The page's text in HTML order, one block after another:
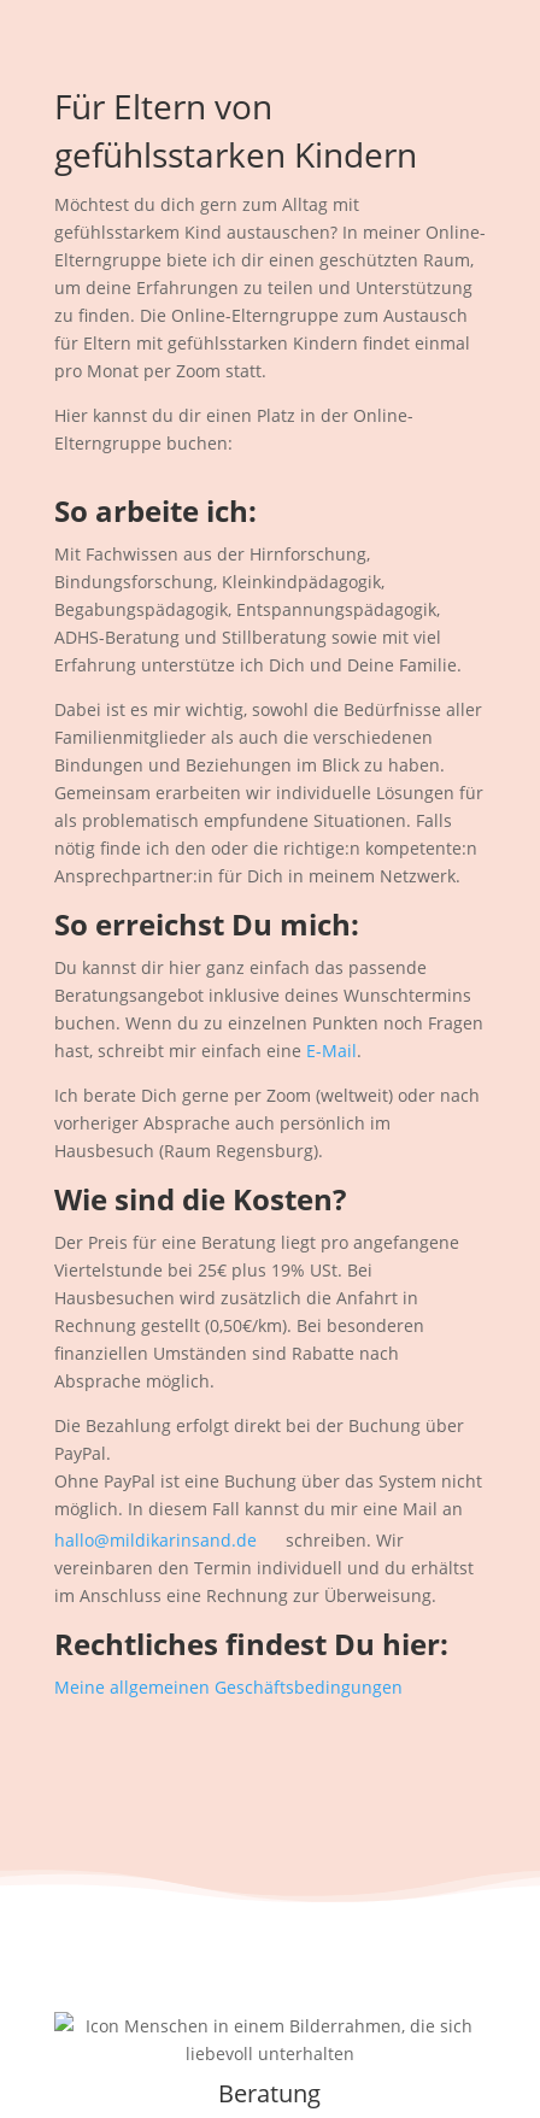
Für Eltern von
gefühlsstarken Kindern
Möchtest du dich gern zum Alltag mit
gefühlsstarkem Kind austauschen? In meiner Online-
Elterngruppe biete ich dir einen geschützten Raum,
um deine Erfahrungen zu teilen und Unterstützung
zu finden. Die Online-Elterngruppe zum Austausch
für Eltern mit gefühlsstarken Kindern findet einmal
pro Monat per Zoom statt.
Hier kannst du dir einen Platz in der Online-
Elterngruppe buchen:
So arbeite ich:
Mit Fachwissen aus der Hirnforschung,
Bindungsforschung, Kleinkindpädagogik,
Begabungspädagogik, Entspannungspädagogik,
ADHS-Beratung und Stillberatung sowie mit viel
Erfahrung unterstütze ich Dich und Deine Familie.
Dabei ist es mir wichtig, sowohl die Bedürfnisse aller
Familienmitglieder als auch die verschiedenen
Bindungen und Beziehungen im Blick zu haben.
Gemeinsam erarbeiten wir individuelle Lösungen für
als problematisch empfundene Situationen. Falls
nötig finde ich den oder die richtige:n kompetente:n
Ansprechpartner:in für Dich in meinem Netzwerk.
So erreichst Du mich:
Du kannst dir hier ganz einfach das passende
Beratungsangebot inklusive deines Wunschtermins
buchen. Wenn du zu einzelnen Punkten noch Fragen
hast, schreibt mir einfach eine E-Mail.
Ich berate Dich gerne per Zoom (weltweit) oder nach
vorheriger Absprache auch persönlich im
Hausbesuch (Raum Regensburg).
Wie sind die Kosten?
Der Preis für eine Beratung liegt pro angefangene
Viertelstunde bei 25€ plus 19% USt. Bei
Hausbesuchen wird zusätzlich die Anfahrt in
Rechnung gestellt (0,50€/km). Bei besonderen
finanziellen Umständen sind Rabatte nach
Absprache möglich.
Die Bezahlung erfolgt direkt bei der Buchung über
PayPal.
Ohne PayPal ist eine Buchung über das System nicht
möglich. In diesem Fall kannst du mir eine Mail an
hallo@mildikarinsand.de
schreiben. Wir
vereinbaren den Termin individuell und du erhältst
im Anschluss eine Rechnung zur Überweisung.
Rechtliches findest Du hier:
Meine allgemeinen Geschäftsbedingungen
Beratung